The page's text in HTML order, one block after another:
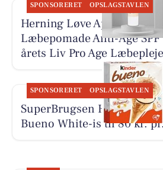
SPONSORERET OPSLAGSTAVLEN
Herning Løve Apotek
Læbepomade Anti-Age
årets Liv Pro Age Læbepleje
SPONSORERET OPSLAGSTAVLEN
SuperBrugsen
Bueno White-is til 80 kr.